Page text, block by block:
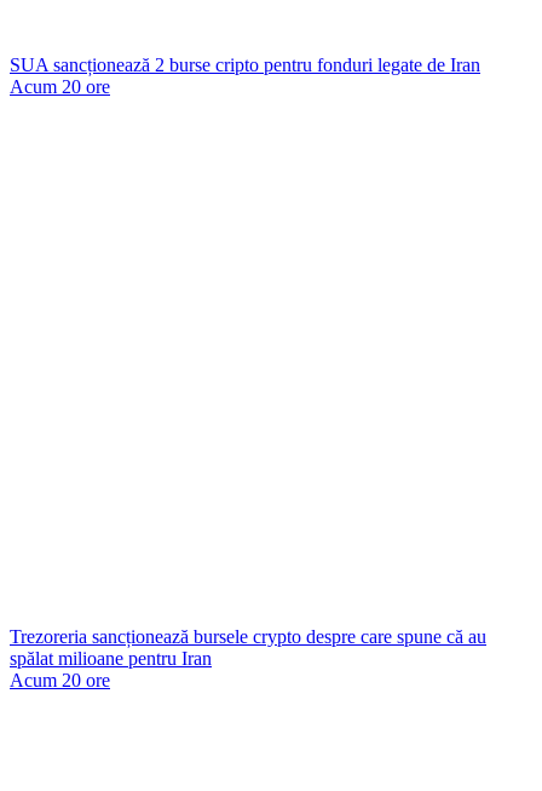
SUA sancționează 2 burse cripto pentru fonduri legate de Iran
Acum 20 ore
Trezoreria sancționează bursele crypto despre care spune că au
spălat milioane pentru Iran
Acum 20 ore